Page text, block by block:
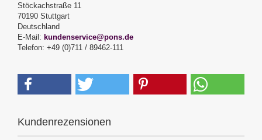
Stöckachstraße 11
70190 Stuttgart
Deutschland
E-Mail: kundenservice@pons.de
Telefon: +49 (0)711 / 89462-111
Kundenrezensionen